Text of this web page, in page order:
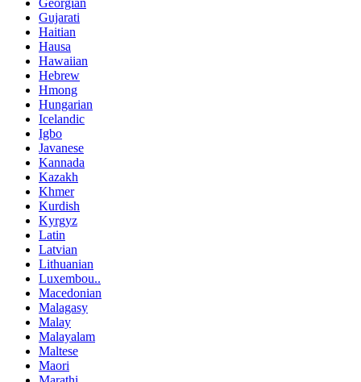
Gujarati
Haitian
Hausa
Hawaiian
Hebrew
Hmong
Hungarian
Icelandic
Igbo
Javanese
Kannada
Kazakh
Khmer
Kurdish
Kyrgyz
Latin
Latvian
Lithuanian
Luxembou..
Macedonian
Malagasy
Malay
Malayalam
Maltese
Maori